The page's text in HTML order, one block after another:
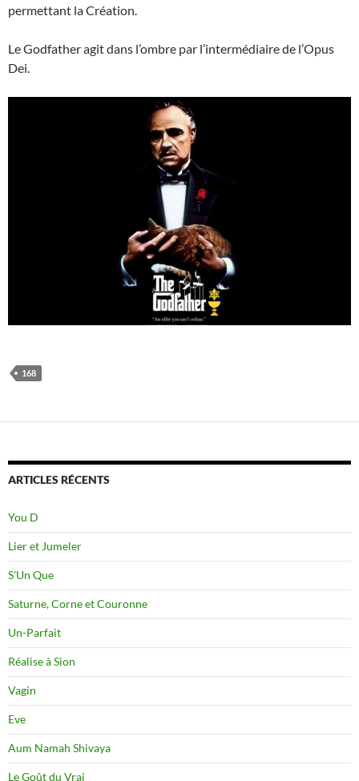
permettant la Création.
Le Godfather agit dans l’ombre par l’intermédiaire de l’Opus
Dei.
168
ARTICLES RÉCENTS
You D
Lier et Jumeler
S’Un Que
Saturne, Corne et Couronne
Un-Parfait
Réalise à Sion
Vagin
Eve
Aum Namah Shivaya
Le Goût du Vrai